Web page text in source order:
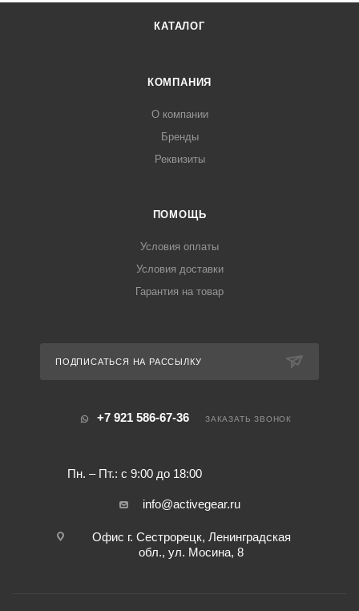
КАТАЛОГ
КОМПАНИЯ
О компании
Бренды
Реквизиты
ПОМОЩЬ
Условия оплаты
Условия доставки
Гарантия на товар
ПОДПИСАТЬСЯ НА РАССЫЛКУ
+7 921 586-67-36
Пн. – Пт.: с 9:00 до 18:00
ЗАКАЗАТЬ ЗВОНОК
info@activegear.ru
Офис г. Сестрорецк, Ленинградская
обл., ул. Мосина, 8